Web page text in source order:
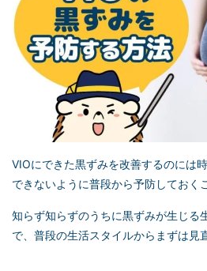
VIOにできた黒ずみを改善するのには
できないように普段から予防しておく
知らず知らずのうちに黒ずみが生じる
で、普段の生活スタイルからまずは見